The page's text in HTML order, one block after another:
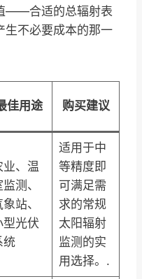
——合适的总辐射表
生不必要成本的那一
佳用途 购买建议
业、温
测、
站、
型光伏
统
适用于中
等精度即
可满足需
求的常规
太阳辐射
监测的实
用选择。.